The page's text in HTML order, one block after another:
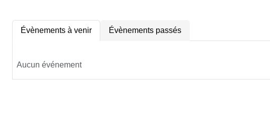
Évènements à venir Évènements passés
Aucun événement